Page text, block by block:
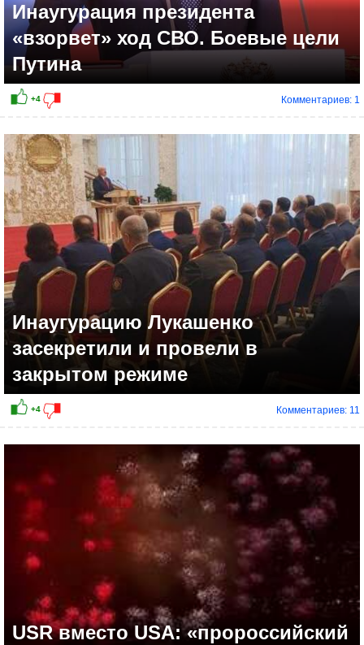
Инаугурация президента
«взорвет» ход СВО. Боевые цели
Путина
Комментариев: 1
Инаугурацию Лукашенко
засекретили и провели в
закрытом режиме
Комментариев: 11
USR вместо USA: «пророссийский